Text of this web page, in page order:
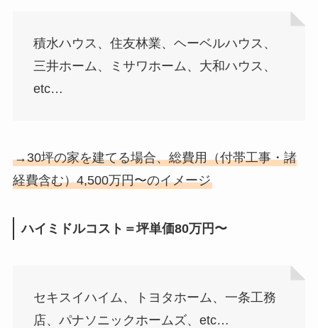
積水ハウス、住友林業、ヘーベルハウス、
三井ホーム、ミサワホーム、大和ハウス、
etc…
→30坪の家を建てる場合、総費用（付帯工事・諸
経費含む）4,500万円〜のイメージ
ハイミドルコスト＝坪単価80万円〜
セキスイハイム、トヨタホーム、一条工務
店、パナソニックホームズ、etc…